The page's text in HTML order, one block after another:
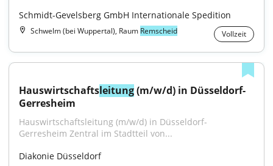
Schmidt-Gevelsberg GmbH Internationale Spedition
Schwelm (bei Wuppertal), Raum Remscheid Vollzeit
Hauswirtschaftsleitung (m/w/d) in Düsseldorf-
Gerresheim
Hauswirtschaftsleitung (m/w/d) in Düsseldorf-
Gerresheim Zentral im Stadtteil von...
Diakonie Düsseldorf